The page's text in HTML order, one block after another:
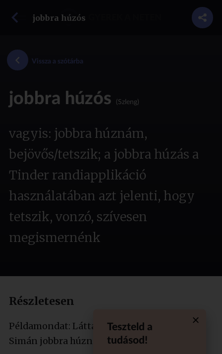
jobbra húzós
Vissza a szótárba
jobbra húzós (Szleng)
vagyis: jobbra húznám,
bejövős/tetszik; a jobbra húzás a
Tinder randiapplikáció
használatában azt jelenti, hogy
tetszik, vonzó, szívesen
megismernénk
Részletesen
Példamondat: Láttad azt a srácot a büfénél?
Simán jobbra húznám!
Teszteld a
tudásod!